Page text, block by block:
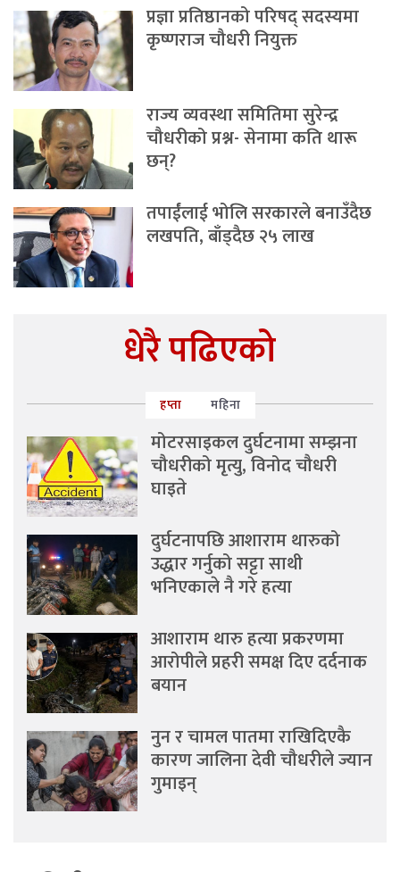
प्रज्ञा प्रतिष्ठानको परिषद् सदस्यमा
कृष्णराज चौधरी नियुक्त
राज्य व्यवस्था समितिमा सुरेन्द्र
चौधरीको प्रश्न- सेनामा कति थारू
छन्?
तपाईंलाई भोलि सरकारले बनाउँदैछ
लखपति, बाँड्दैछ २५ लाख
धेरै पढिएको
हप्ता महिना
मोटरसाइकल दुर्घटनामा सम्झना
चौधरीको मृत्यु, विनोद चौधरी
घाइते
दुर्घटनापछि आशाराम थारुको
उद्धार गर्नुको सट्टा साथी
भनिएकाले नै गरे हत्या
आशाराम थारु हत्या प्रकरणमा
आरोपीले प्रहरी समक्ष दिए दर्दनाक
बयान
नुन र चामल पातमा राखिदिएकै
कारण जालिना देवी चौधरीले ज्यान
गुमाइन्